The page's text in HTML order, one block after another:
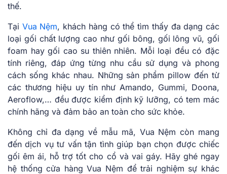
thế.
Tại Vua Nệm, khách hàng có thể tìm thấy đa dạng các
loại gối chất lượng cao như gối bông, gối lông vũ, gối
foam hay gối cao su thiên nhiên. Mỗi loại đều có đặc
tính riêng, đáp ứng từng nhu cầu sử dụng và phong
cách sống khác nhau. Những sản phẩm pillow đến từ
các thương hiệu uy tín như Amando, Gummi, Doona,
Aeroflow,… đều được kiểm định kỹ lưỡng, có tem mác
chính hãng và đảm bảo an toàn cho sức khỏe.
Không chỉ đa dạng về mẫu mã, Vua Nệm còn mang
đến dịch vụ tư vấn tận tình giúp bạn chọn được chiếc
gối êm ái, hỗ trợ tốt cho cổ và vai gáy. Hãy ghé ngay
hệ thống cửa hàng Vua Nệm để trải nghiệm sự khác